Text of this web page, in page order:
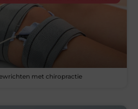
met chiropractie